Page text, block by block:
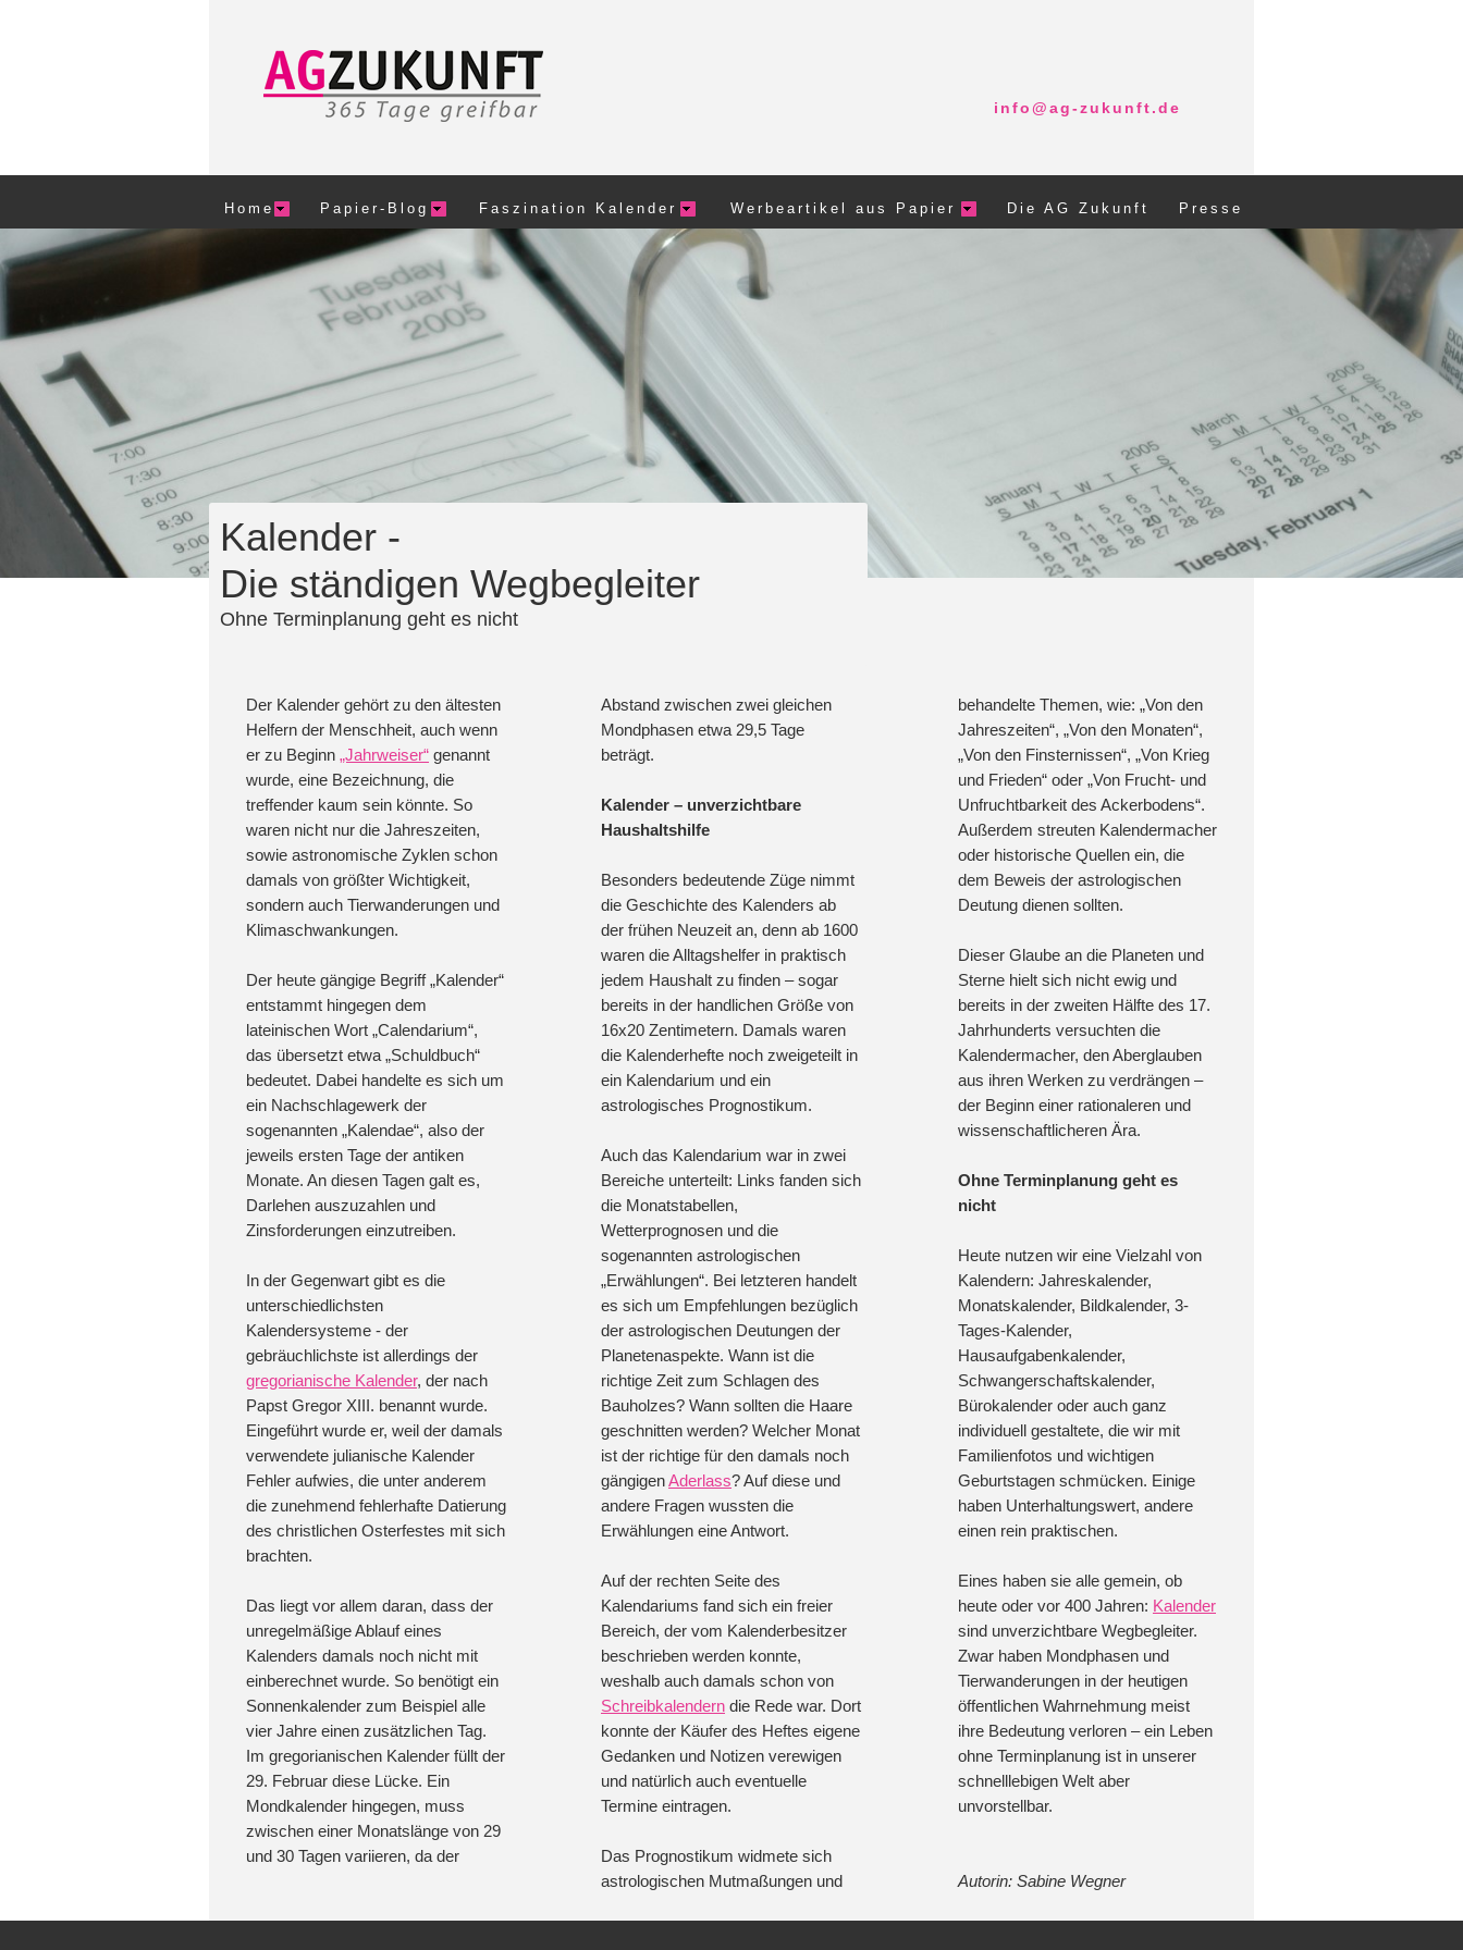
info@ag-zukunft.de
Home Papier-Blog Faszination Kalender Werbeartikel aus Papier Die AG Zukunft Presse
Kalender -
Die ständigen Wegbegleiter
Ohne Terminplanung geht es nicht
Der Kalender gehört zu den ältesten
Helfern der Menschheit, auch wenn
er zu Beginn „Jahrweiser“ genannt
wurde, eine Bezeichnung, die
treffender kaum sein könnte. So
waren nicht nur die Jahreszeiten,
sowie astronomische Zyklen schon
damals von größter Wichtigkeit,
sondern auch Tierwanderungen und
Klimaschwankungen.
Der heute gängige Begriff „Kalender“
entstammt hingegen dem
lateinischen Wort „Calendarium“,
das übersetzt etwa „Schuldbuch“
bedeutet. Dabei handelte es sich um
ein Nachschlagewerk der
sogenannten „Kalendae“, also der
jeweils ersten Tage der antiken
Monate. An diesen Tagen galt es,
Darlehen auszuzahlen und
Zinsforderungen einzutreiben.
In der Gegenwart gibt es die
unterschiedlichsten
Kalendersysteme - der
gebräuchlichste ist allerdings der
gregorianische Kalender, der nach
Papst Gregor XIII. benannt wurde.
Eingeführt wurde er, weil der damals
verwendete julianische Kalender
Fehler aufwies, die unter anderem
die zunehmend fehlerhafte Datierung
des christlichen Osterfestes mit sich
brachten.
Das liegt vor allem daran, dass der
unregelmäßige Ablauf eines
Kalenders damals noch nicht mit
einberechnet wurde. So benötigt ein
Sonnenkalender zum Beispiel alle
vier Jahre einen zusätzlichen Tag.
Im gregorianischen Kalender füllt der
29. Februar diese Lücke. Ein
Mondkalender hingegen, muss
zwischen einer Monatslänge von 29
und 30 Tagen variieren, da der
Abstand zwischen zwei gleichen
Mondphasen etwa 29,5 Tage
beträgt.
Kalender – unverzichtbare
Haushaltshilfe
Besonders bedeutende Züge nimmt
die Geschichte des Kalenders ab
der frühen Neuzeit an, denn ab 1600
waren die Alltagshelfer in praktisch
jedem Haushalt zu finden – sogar
bereits in der handlichen Größe von
16x20 Zentimetern. Damals waren
die Kalenderhefte noch zweigeteilt in
ein Kalendarium und ein
astrologisches Prognostikum.
Auch das Kalendarium war in zwei
Bereiche unterteilt: Links fanden sich
die Monatstabellen,
Wetterprognosen und die
sogenannten astrologischen
„Erwählungen“. Bei letzteren handelt
es sich um Empfehlungen bezüglich
der astrologischen Deutungen der
Planetenaspekte. Wann ist die
richtige Zeit zum Schlagen des
Bauholzes? Wann sollten die Haare
geschnitten werden? Welcher Monat
ist der richtige für den damals noch
gängigenAderlass? Auf diese und
andere Fragen wussten die
Erwählungen eine Antwort.
Auf der rechten Seite des
Kalendariums fand sich ein freier
Bereich, der vom Kalenderbesitzer
beschrieben werden konnte,
weshalb auch damals schon von
Schreibkalendern die Rede war. Dort
konnte der Käufer des Heftes eigene
Gedanken und Notizen verewigen
und natürlich auch eventuelle
Termine eintragen.
Das Prognostikum widmete sich
astrologischen Mutmaßungen und
behandelte Themen, wie: „Von den
Jahreszeiten“, „Von den Monaten“,
„Von den Finsternissen“, „Von Krieg
und Frieden“ oder „Von Frucht- und
Unfruchtbarkeit des Ackerbodens“.
Außerdem streuten Kalendermacher
oder historische Quellen ein, die
dem Beweis der astrologischen
Deutung dienen sollten.
Dieser Glaube an die Planeten und
Sterne hielt sich nicht ewig und
bereits in der zweiten Hälfte des 17.
Jahrhunderts versuchten die
Kalendermacher, den Aberglauben
aus ihren Werken zu verdrängen –
der Beginn einer rationaleren und
wissenschaftlicheren Ära.
Ohne Terminplanung geht es
nicht
Heute nutzen wir eine Vielzahl von
Kalendern: Jahreskalender,
Monatskalender, Bildkalender, 3-
Tages-Kalender,
Hausaufgabenkalender,
Schwangerschaftskalender,
Bürokalender oder auch ganz
individuell gestaltete, die wir mit
Familienfotos und wichtigen
Geburtstagen schmücken. Einige
haben Unterhaltungswert, andere
einen rein praktischen.
Eines haben sie alle gemein, ob
heute oder vor 400 Jahren: Kalender
sind unverzichtbare Wegbegleiter.
Zwar haben Mondphasen und
Tierwanderungen in der heutigen
öffentlichen Wahrnehmung meist
ihre Bedeutung verloren – ein Leben
ohne Terminplanung ist in unserer
schnelllebigen Welt aber
unvorstellbar.
Autorin: Sabine Wegner